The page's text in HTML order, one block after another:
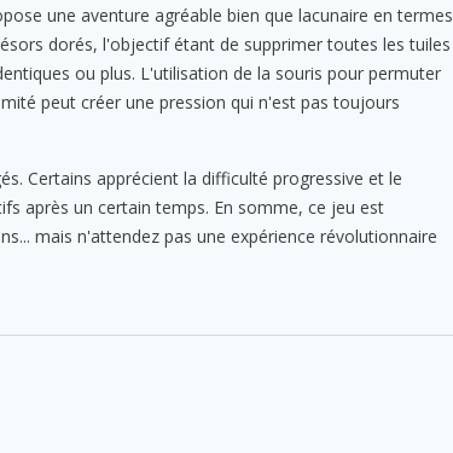
une aventure agréable bien que lacunaire en termes
dorés, l'objectif étant de supprimer toutes les tuiles
ou plus. L'utilisation de la souris pour permuter
peut créer une pression qui n'est pas toujours
Certains apprécient la difficulté progressive et le
après un certain temps. En somme, ce jeu est
mais n'attendez pas une expérience révolutionnaire